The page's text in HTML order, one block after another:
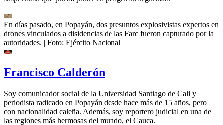
En días pasado, en Popayán, dos presuntos explosivistas expertos en
drones vinculados a disidencias de las Farc fueron capturado por la
autoridades. | Foto: Ejército Nacional
Francisco Calderón
Soy comunicador social de la Universidad Santiago de Cali y
periodista radicado en Popayán desde hace más de 15 años, pero
con nacionalidad caleña. Además, soy reportero judicial en una de
las regiones más hermosas del mundo, el Cauca.